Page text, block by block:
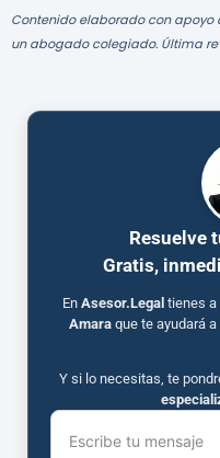
Contenido elaborado con apoyo
un abogado colegiado. Última
Resuelve
Gratis,
En Asesor.Legal tienes
Amaraque te ayudará a
Y si lo necesitas, te
Escribe tu mensaje